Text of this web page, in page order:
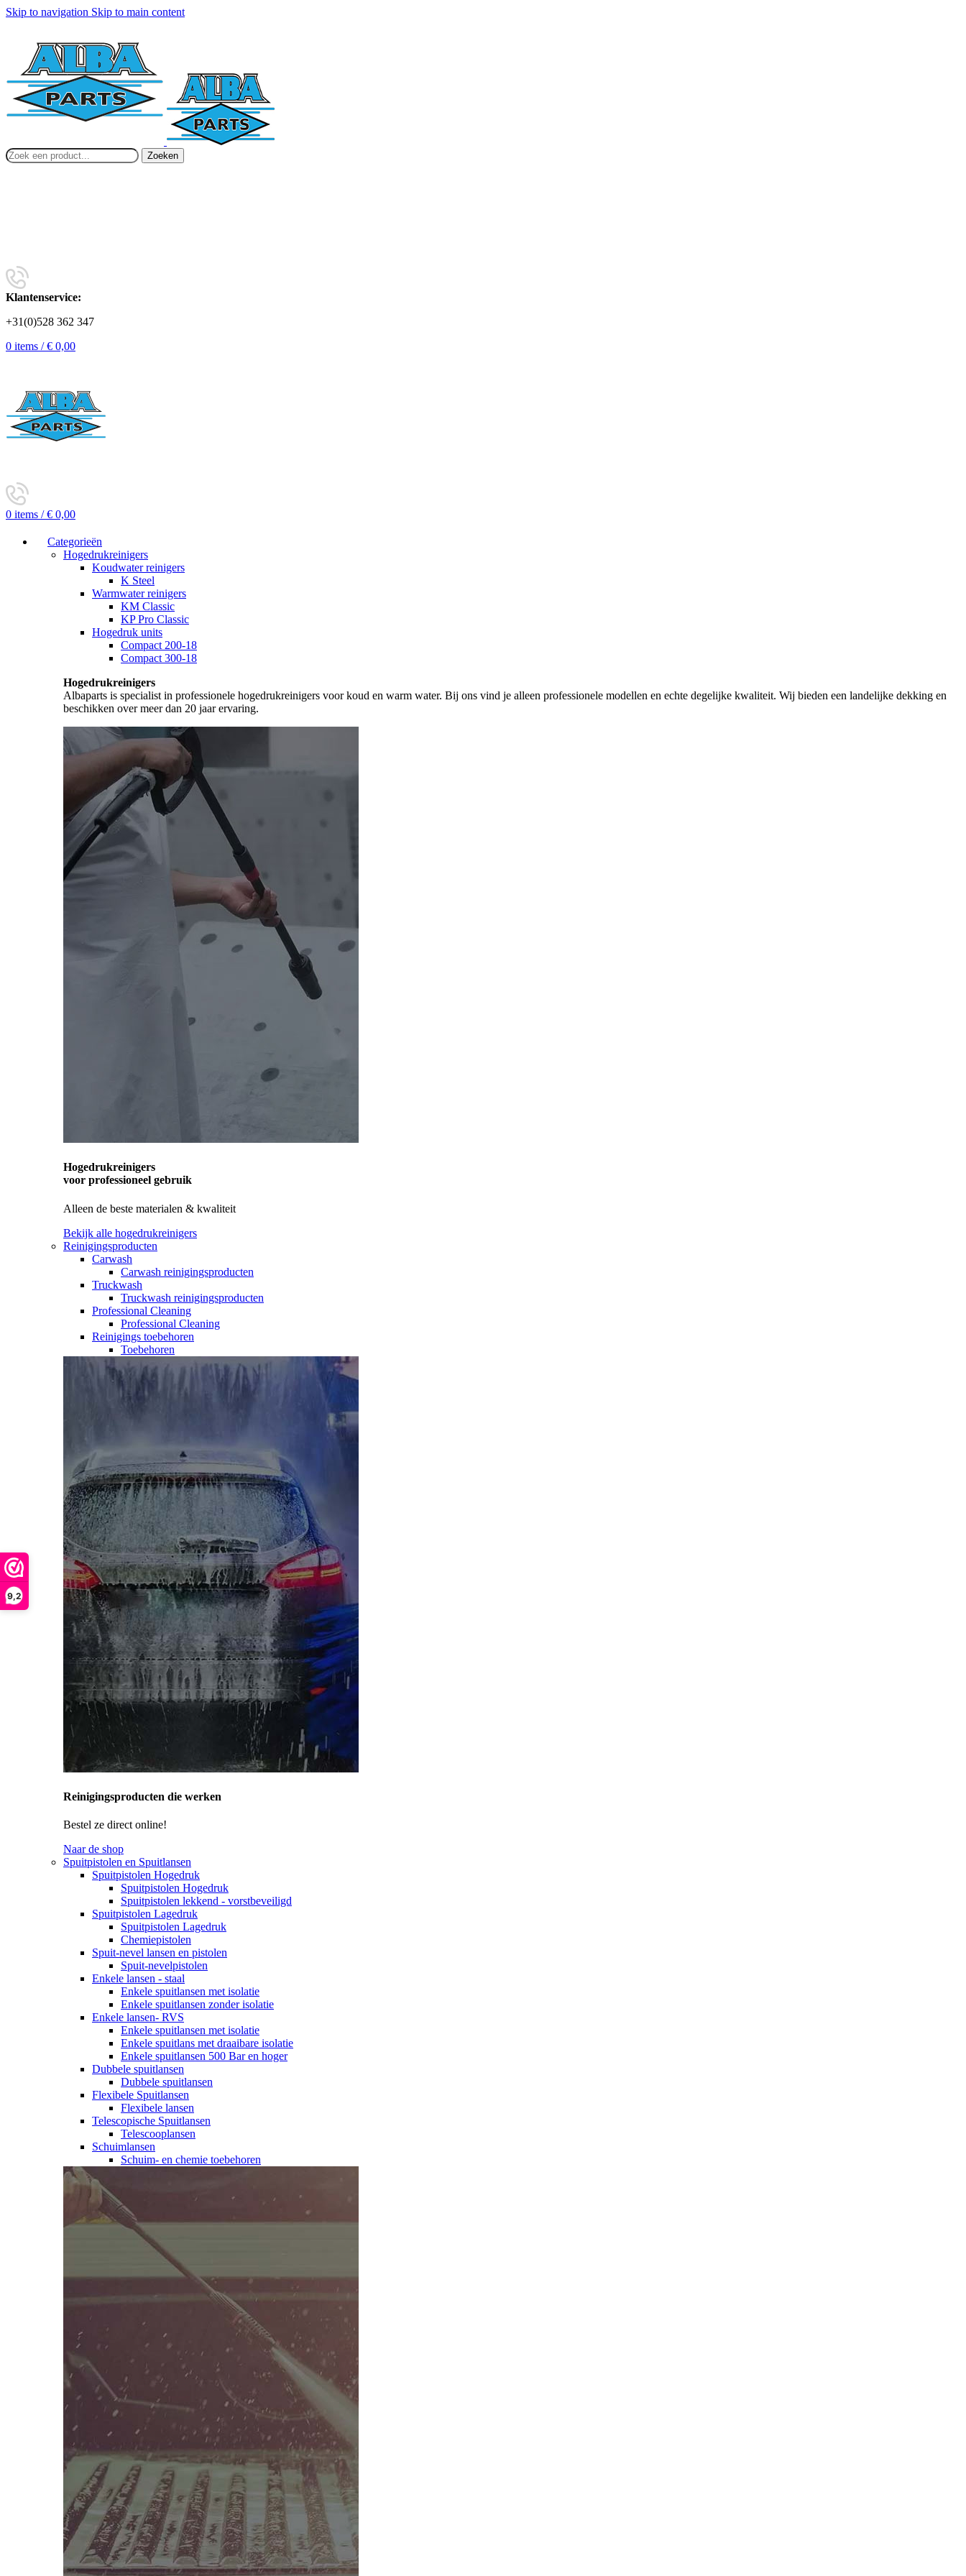
9,2
Skip to navigation Skip to main content
Zoeken
Klantenservice:
+31(0)528 362 347
0 items / € 0,00
0 items / € 0,00
Categorieën
Hogedrukreinigers
Koudwater reinigers
K Steel
Warmwater reinigers
KM Classic
KP Pro Classic
Hogedruk units
Compact 200-18
Compact 300-18
Hogedrukreinigers
Albaparts is specialist in professionele hogedrukreinigers voor koud en warm water. Bij ons vind je alleen professionele modellen en echte degelijke kwaliteit. Wij bieden een landelijke dekking en
beschikken over meer dan 20 jaar ervaring.
Hogedrukreinigers
voor professioneel gebruik
Alleen de beste materialen & kwaliteit
Bekijk alle hogedrukreinigers
Reinigingsproducten
Carwash
Carwash reinigingsproducten
Truckwash
Truckwash reinigingsproducten
Professional Cleaning
Professional Cleaning
Reinigings toebehoren
Toebehoren
Reinigingsproducten die werken
Bestel ze direct online!
Naar de shop
Spuitpistolen en Spuitlansen
Spuitpistolen Hogedruk
Spuitpistolen Hogedruk
Spuitpistolen lekkend - vorstbeveiligd
Spuitpistolen Lagedruk
Spuitpistolen Lagedruk
Chemiepistolen
Spuit-nevel lansen en pistolen
Spuit-nevelpistolen
Enkele lansen - staal
Enkele spuitlansen met isolatie
Enkele spuitlansen zonder isolatie
Enkele lansen- RVS
Enkele spuitlansen met isolatie
Enkele spuitlans met draaibare isolatie
Enkele spuitlansen 500 Bar en hoger
Dubbele spuitlansen
Dubbele spuitlansen
Flexibele Spuitlansen
Flexibele lansen
Telescopische Spuitlansen
Telescooplansen
Schuimlansen
Schuim- en chemie toebehoren